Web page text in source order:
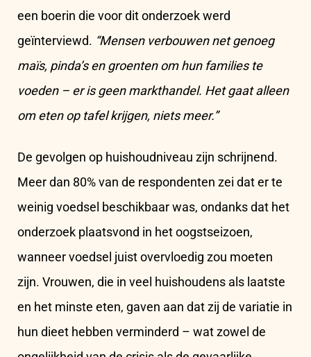
een boerin die voor dit onderzoek werd
geïnterviewd. “Mensen verbouwen net genoeg
maïs, pinda’s en groenten om hun families te
voeden – er is geen markthandel. Het gaat alleen
om eten op tafel krijgen, niets meer.”
De gevolgen op huishoudniveau zijn schrijnend.
Meer dan 80% van de respondenten zei dat er te
weinig voedsel beschikbaar was, ondanks dat het
onderzoek plaatsvond in het oogstseizoen,
wanneer voedsel juist overvloedig zou moeten
zijn. Vrouwen, die in veel huishoudens als laatste
en het minste eten, gaven aan dat zij de variatie in
hun dieet hebben verminderd – wat zowel de